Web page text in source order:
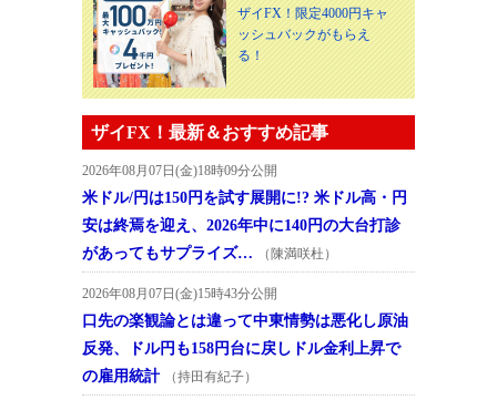
ザイFX！限定4000円キャ
ッシュバックがもらえ
る！
ザイFX！最新＆おすすめ記事
2026年08月07日(金)18時09分公開
米ドル/円は150円を試す展開に!? 米ドル高・円
安は終焉を迎え、2026年中に140円の大台打診
があってもサプライズ…
（陳満咲杜）
2026年08月07日(金)15時43分公開
口先の楽観論とは違って中東情勢は悪化し原油
反発、ドル円も158円台に戻しドル金利上昇で
の雇用統計
（持田有紀子）